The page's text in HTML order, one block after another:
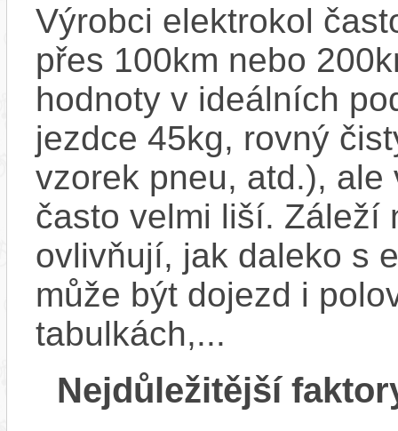
Výrobci elektrokol
přes 100km nebo
hodnoty v ideálních
jezdce 45kg, rovný
vzorek pneu, atd.),
často velmi liší. Záleží
ovlivňují, jak daleko s
může být dojezd i
tabulkách,...
Nejdůležitější